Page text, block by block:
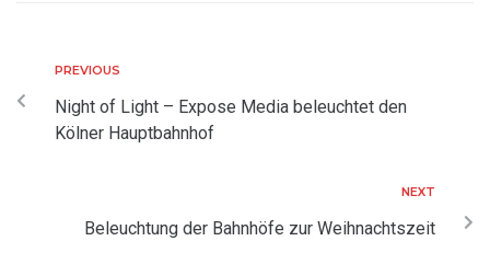
PREVIOUS
Night of Light – Expose Media beleuchtet den
Kölner Hauptbahnhof
NEXT
Beleuchtung der Bahnhöfe zur Weihnachtszeit